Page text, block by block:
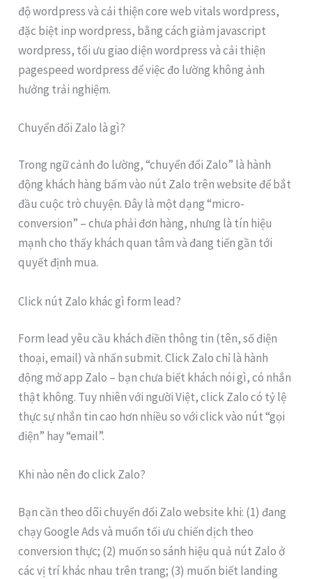
độ wordpress và cải thiện core web vitals wordpress,
đặc biệt inp wordpress, bằng cách giảm javascript
wordpress, tối ưu giao diện wordpress và cải thiện
pagespeed wordpress để việc đo lường không ảnh
hưởng trải nghiệm.
Chuyển đổi Zalo là gì?
Trong ngữ cảnh đo lường, “chuyển đổi Zalo” là hành
động khách hàng bấm vào nút Zalo trên website để bắt
đầu cuộc trò chuyện. Đây là một dạng “micro-
conversion” – chưa phải đơn hàng, nhưng là tín hiệu
mạnh cho thấy khách quan tâm và đang tiến gần tới
quyết định mua.
Click nút Zalo khác gì form lead?
Form lead yêu cầu khách điền thông tin (tên, số điện
thoại, email) và nhấn submit. Click Zalo chỉ là hành
động mở app Zalo – bạn chưa biết khách nói gì, có nhắn
thật không. Tuy nhiên với người Việt, click Zalo có tỷ lệ
thực sự nhắn tin cao hơn nhiều so với click vào nút “gọi
điện” hay “email”.
Khi nào nên đo click Zalo?
Bạn cần theo dõi chuyển đổi Zalo website khi: (1) đang
chạy Google Ads và muốn tối ưu chiến dịch theo
conversion thực; (2) muốn so sánh hiệu quả nút Zalo ở
các vị trí khác nhau trên trang; (3) muốn biết landing